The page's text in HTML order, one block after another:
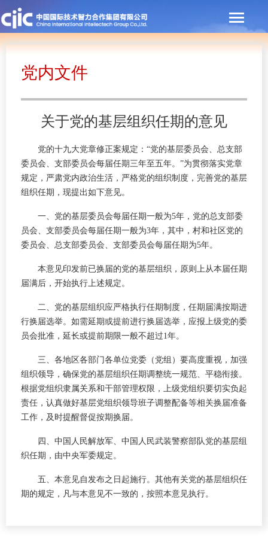
党内文件
关于党的基层组织任期的意见
党的十九大党章修正案规定：“党的基层委员会、总支部
委员会、支部委员会每届任期三年至五年。”为贯彻落实党章
规定，严肃党内政治生活，严格党的组织制度，完善党的基层
组织任期，现提出如下意见。
一、党的基层委员会每届任期一般为5年，党的总支部委
员会、支部委员会每届任期一般为3年，其中，村和社区党的
委员会、总支部委员会、支部委员会每届任期为5年。
本意见印发前已换届的党的基层组织，原则上从本届任期
届满后，开始执行上述规定。
二、党的基层组织应严格执行任期制度，任期届满按期进
行换届选举。如需延期或提前进行换届选举，应报上级党的委
员会批准，延长或提前期限一般不超过1年。
三、各地区各部门各单位党委（党组）要高度重视，加强
组织领导，确保党的基层组织任期调整统一规范、平稳衔接。
根据党组织隶属关系和干部管理权限，上级党组织要切实负起
责任，认真做好基层党组织领导班子调整配备等相关换届准备
工作，及时提醒督促按期换届。
四、中国人民解放军、中国人民武装警察部队党的基层组
织任期，由中央军委规定。
五、本意见自发布之日起施行。其他有关党的基层组织任
期的规定，凡与本意见不一致的，按照本意见执行。